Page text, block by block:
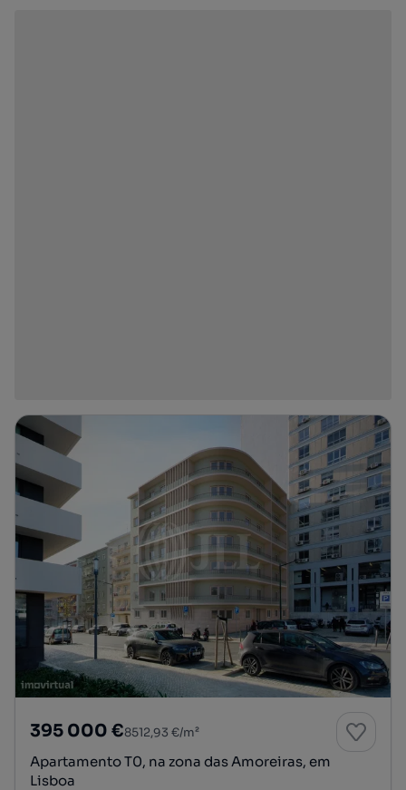
395 000 €8512,93 €/m²
Apartamento T0, na zona das Amoreiras, em
Lisboa